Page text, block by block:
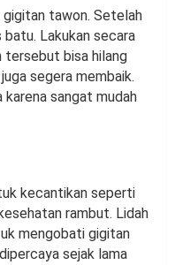
gigitan tawon. Setelah
Lakukan secara
tersebut bisa hilang
segera membaik.
sangat mudah
kecantikan seperti
rambut. Lidah
mengobati gigitan
sejak lama